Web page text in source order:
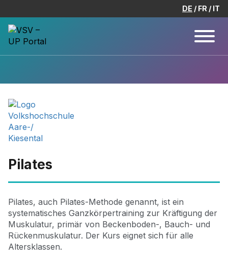
DE FR IT
Pilates
Pilates, auch Pilates-Methode genannt, ist ein
systematisches Ganzkörpertraining zur Kräftigung der
Muskulatur, primär von Beckenboden-, Bauch- und
Rückenmuskulatur. Der Kurs eignet sich für alle
Altersklassen.